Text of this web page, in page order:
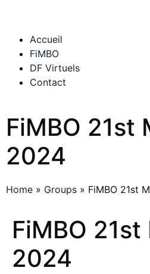
Accueil
FiMBO
DF Virtuels
Contact
FiMBO 21st
2024
Home » Groups » FiMBO 21st
FiMBO
2024